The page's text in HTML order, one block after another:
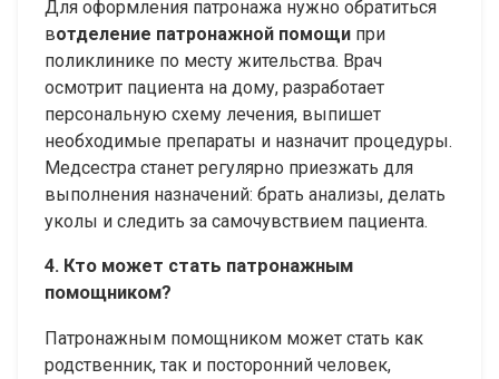
Для оформления патронажа нужно обратиться
вотделение патронажной помощи при
поликлинике по месту жительства. Врач
осмотрит пациента на дому, разработает
персональную схему лечения, выпишет
необходимые препараты и назначит процедуры.
Медсестра станет регулярно приезжать для
выполнения назначений: брать анализы, делать
уколы и следить за самочувствием пациента.
4. Кто может стать патронажным
помощником?
Патронажным помощником может стать как
родственник, так и посторонний человек,